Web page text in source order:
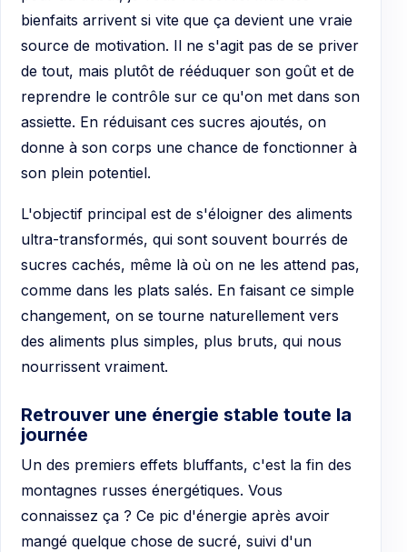
bienfaits arrivent si vite que ça devient une vraie
source de motivation. Il ne s'agit pas de se priver
de tout, mais plutôt de rééduquer son goût et de
reprendre le contrôle sur ce qu'on met dans son
assiette. En réduisant ces sucres ajoutés, on
donne à son corps une chance de fonctionner à
son plein potentiel.
L'objectif principal est de s'éloigner des aliments
ultra-transformés, qui sont souvent bourrés de
sucres cachés, même là où on ne les attend pas,
comme dans les plats salés. En faisant ce simple
changement, on se tourne naturellement vers
des aliments plus simples, plus bruts, qui nous
nourrissent vraiment.
Retrouver une énergie stable toute la
journée
Un des premiers effets bluffants, c'est la fin des
montagnes russes énergétiques. Vous
connaissez ça ? Ce pic d'énergie après avoir
mangé quelque chose de sucré, suivi d'un